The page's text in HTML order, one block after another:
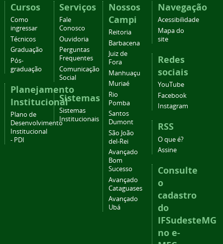
Cursos
Como
ingressar
Técnicos
Graduação
Pós-
graduação
Planejamento
Institucional
Plano de
Desenvolvimento
Institucional
- PDI
Serviços
Fale
Conosco
Ouvidoria
Perguntas
Frequentes
Comunicação
Social
Sistemas
Sistemas
Institucionais
Nossos
Campi
Reitoria
Barbacena
Juiz de
Fora
Manhuaçu
Muriaé
Rio
Pomba
Santos
Dumont
São João
del-Rei
Avançado
Bom
Sucesso
Avançado
Cataguases
Avançado
Ubá
Navegação
Acessibilidade
Mapa do
site
Redes
sociais
YouTube
Facebook
Instagram
RSS
O que é?
Assine
Consulte
o
cadastro
do
IFSudesteMG
no e-